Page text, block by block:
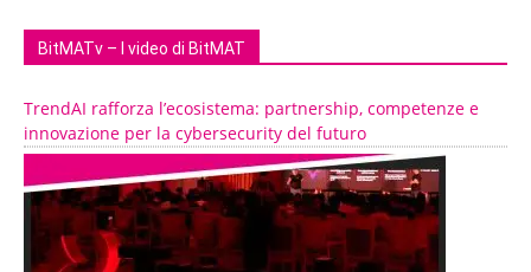
BitMATv – I video di BitMAT
TrendAI rafforza l’ecosistema: partnership, competenze e
innovazione per la cybersecurity del futuro